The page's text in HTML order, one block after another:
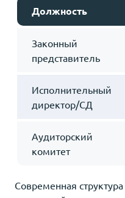
Должность
Законный
представитель
Исполнительный
директор/СД
Аудиторский
комитет
Современная